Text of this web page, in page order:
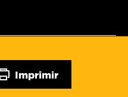
Imprimir